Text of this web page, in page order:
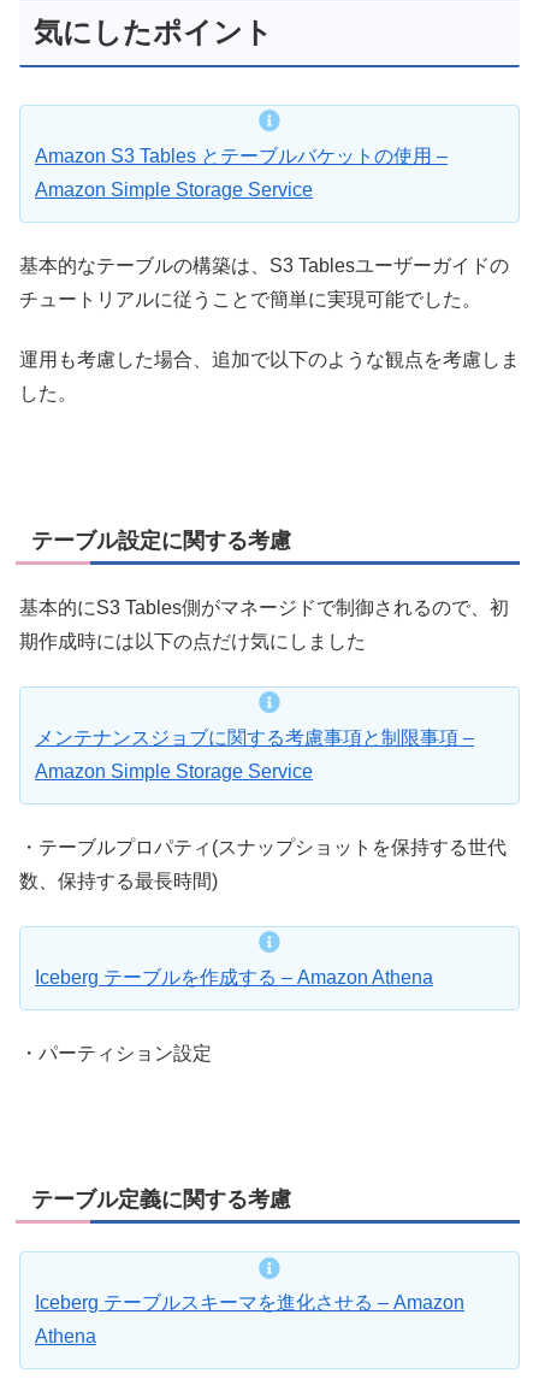
気にしたポイント
Amazon S3 Tables とテーブルバケットの使用 –
Amazon Simple Storage Service
基本的なテーブルの構築は、S3 Tablesユーザーガイドの
チュートリアルに従うことで簡単に実現可能でした。
運用も考慮した場合、追加で以下のような観点を考慮しま
した。
テーブル設定に関する考慮
基本的にS3 Tables側がマネージドで制御されるので、初
期作成時には以下の点だけ気にしました
メンテナンスジョブに関する考慮事項と制限事項 –
Amazon Simple Storage Service
・テーブルプロパティ(スナップショットを保持する世代
数、保持する最長時間)
Iceberg テーブルを作成する – Amazon Athena
・パーティション設定
テーブル定義に関する考慮
Iceberg テーブルスキーマを進化させる – Amazon
Athena